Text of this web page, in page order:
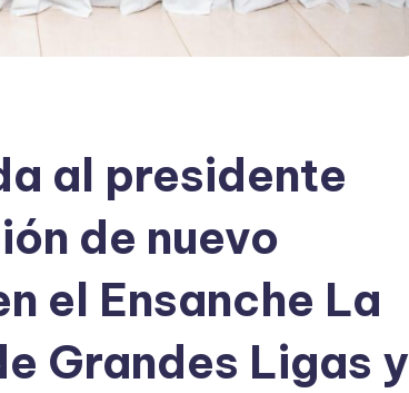
al presidente
de nuevo
el Ensanche La
Grandes Ligas y